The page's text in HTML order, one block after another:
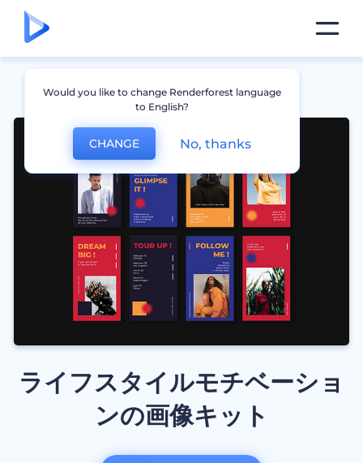
ライフスタイルモチベーショ
ンの画像キット
Would you like to change Renderforest language
to English?
CHANGE No, thanks